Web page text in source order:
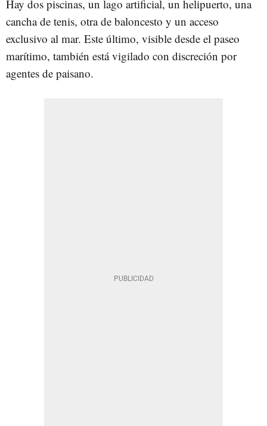
Hay dos piscinas, un lago artificial, un helipuerto, una
cancha de tenis, otra de baloncesto y un acceso
exclusivo al mar. Este último, visible desde el paseo
marítimo, también está vigilado con discreción por
agentes de paisano.